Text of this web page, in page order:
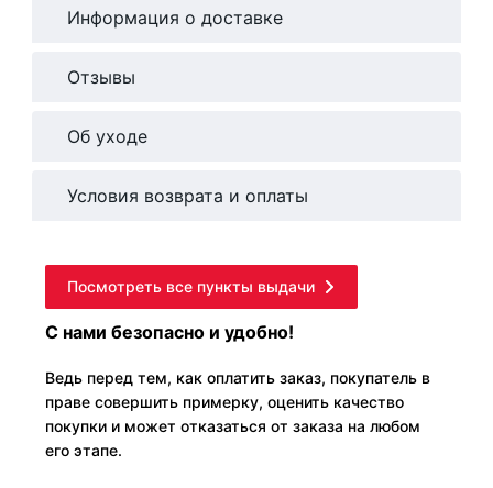
Информация о доставке
Отзывы
Об уходе
Условия возврата и оплаты
Посмотреть все пункты выдачи
С нами безопасно и удобно!
Ведь перед тем, как оплатить заказ, покупатель в
праве совершить примерку, оценить качество
покупки и может отказаться от заказа на любом
его этапе.